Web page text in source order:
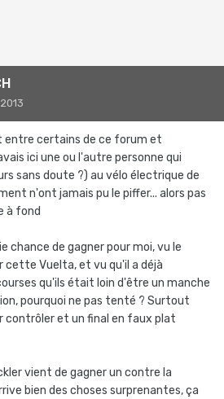
entre certains de ce forum et
ici une ou l'autre personne qui
sans doute ?) au vélo électrique de
n'ont jamais pu le piffer... alors pas
à fond
chance de gagner pour moi, vu le
cette Vuelta, et vu qu'il a déjà
qu'ils était loin d'être un manche
pourquoi ne pas tenté ? Surtout
contrôler et un final en faux plat
vient de gagner un contre la
bien des choses surprenantes, ça